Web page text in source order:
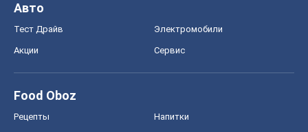
Авто
Тест Драйв Электромобили
Акции Сервис
Food Oboz
Рецепты Напитки